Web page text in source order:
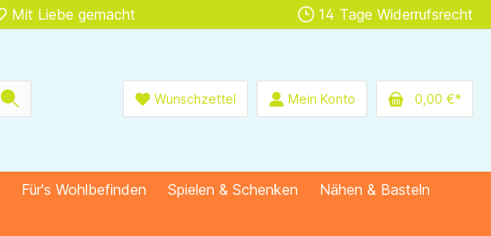
Mit Liebe gemacht 14 Tage Widerrufsrecht
Wunschzettel Mein Konto 0,00 €*
Für's Wohlbefinden Spielen & Schenken
Nähen & Basteln